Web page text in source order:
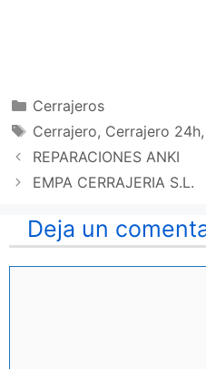
Categorías
Cerrajeros
Etiquetas
Cerrajero, Cerrajero 24h,
REPARACIONES ANKI
EMPA CERRAJERIA S.L.
Deja un